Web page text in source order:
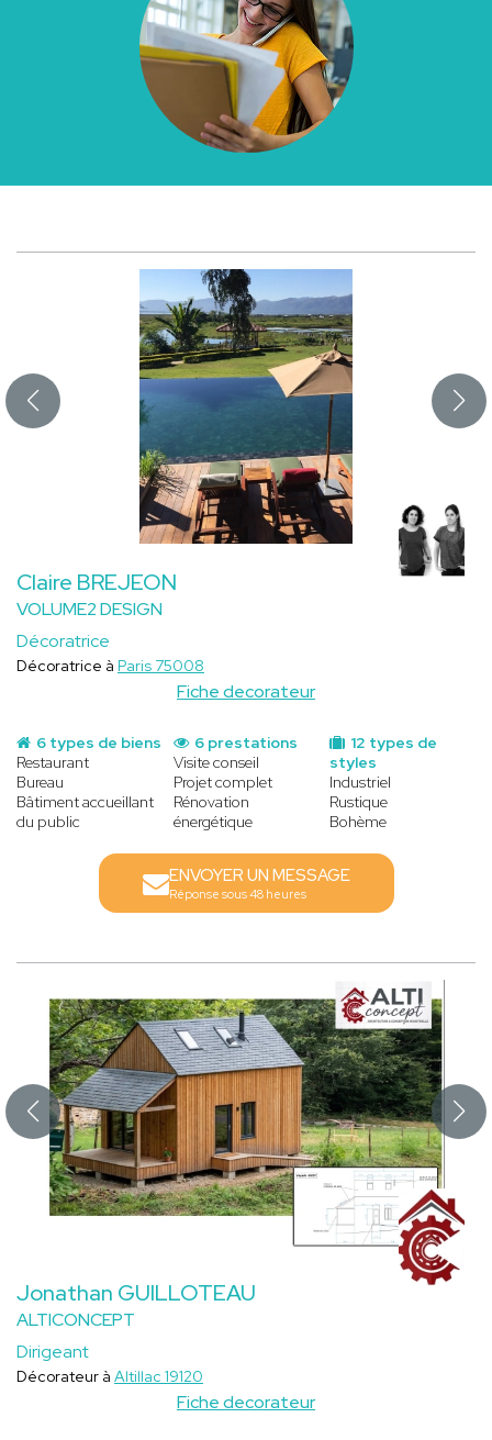
Claire BREJEON
VOLUME2 DESIGN
Décoratrice
Fiche decorateur
Décoratrice à Paris 75008
6 types de biens
Restaurant
Bureau
Bâtiment accueillant
du public
12 types de
styles
Industriel
Rustique
Bohème
6 prestations
Visite conseil
Projet complet
Rénovation
énergétique
ENVOYER UN MESSAGE
Réponse sous 48 heures
Jonathan GUILLOTEAU
ALTICONCEPT
Dirigeant
Fiche decorateur
Décorateur à Altillac 19120